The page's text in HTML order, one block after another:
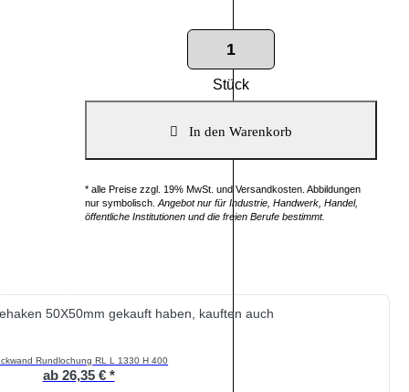
Stück
* alle Preise zzgl. 19% MwSt. und Versandkosten. Abbildungen
nur symbolisch. Angebot nur für Industrie, Handwerk, Handel,
öffentliche Institutionen und die freien Berufe bestimmt.
50X50mm gekauft haben, kauften auch
Rundlochung RL L 1330 H 400
ab 26,35 € *